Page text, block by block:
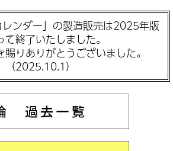
レンダー」の製造販売は2025年版
て終了いたしました。
りありがとうございました。
（2025.10.1）